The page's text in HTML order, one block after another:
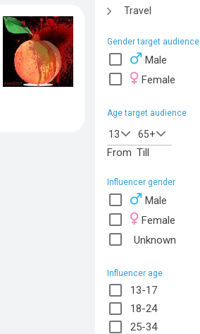
Travel
Gender target audience
Male
Female
Age target audience
13
From
65+
Till
Influencer gender
Male
Female
Unknown
Influencer age
13-17
18-24
25-34